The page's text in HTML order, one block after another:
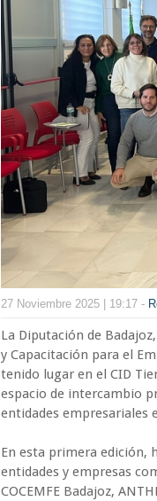
27 Noviembre 2025 | 19:17 -
La Diputación de
y Capacitación para el
tenido lugar en el CID
espacio de intercambio
entidades empresariales
En esta primera edición,
entidades y empresas
COCEMFE Badajoz,